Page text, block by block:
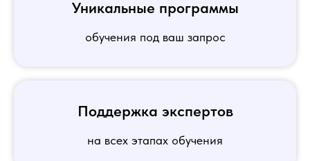
Уникальные программы
обучения под ваш запрос
Поддержка экспертов
на всех этапах обучения